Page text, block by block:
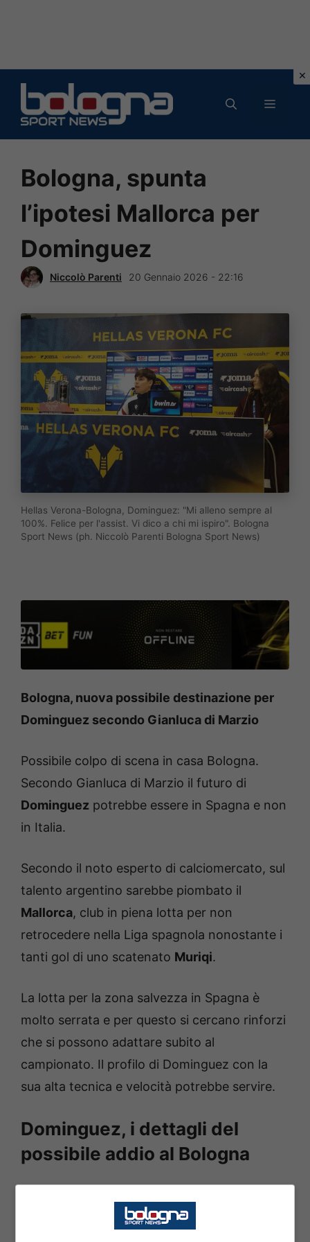
contenuto
MENU
Bologna, spunta
l’ipotesi Mallorca per
Dominguez
Niccolò Parenti 20 Gennaio 2026 - 22:16
Hellas Verona-Bologna, Dominguez: "Mi alleno sempre al
100%. Felice per l'assist. Vi dico a chi mi ispiro". Bologna
Sport News (ph. Niccolò Parenti Bologna Sport News)
Bologna, nuova possibile destinazione per
Dominguez secondo Gianluca di Marzio
Possibile colpo di scena in casa Bologna.
Secondo Gianluca di Marzio il futuro di
Dominguez potrebbe essere in Spagna e non
in Italia.
Secondo il noto esperto di calciomercato, sul
talento argentino sarebbe piombato il
Mallorca, club in piena lotta per non
retrocedere nella Liga spagnola nonostante i
tanti gol di uno scatenato Muriqi.
La lotta per la zona salvezza in Spagna è
molto serrata e per questo si cercano rinforzi
che si possono adattare subito al
campionato. Il profilo di Dominguez con la
sua alta tecnica e velocità potrebbe servire.
Dominguez, i dettagli del
possibile addio al Bologna
avrebbe detto di sì al